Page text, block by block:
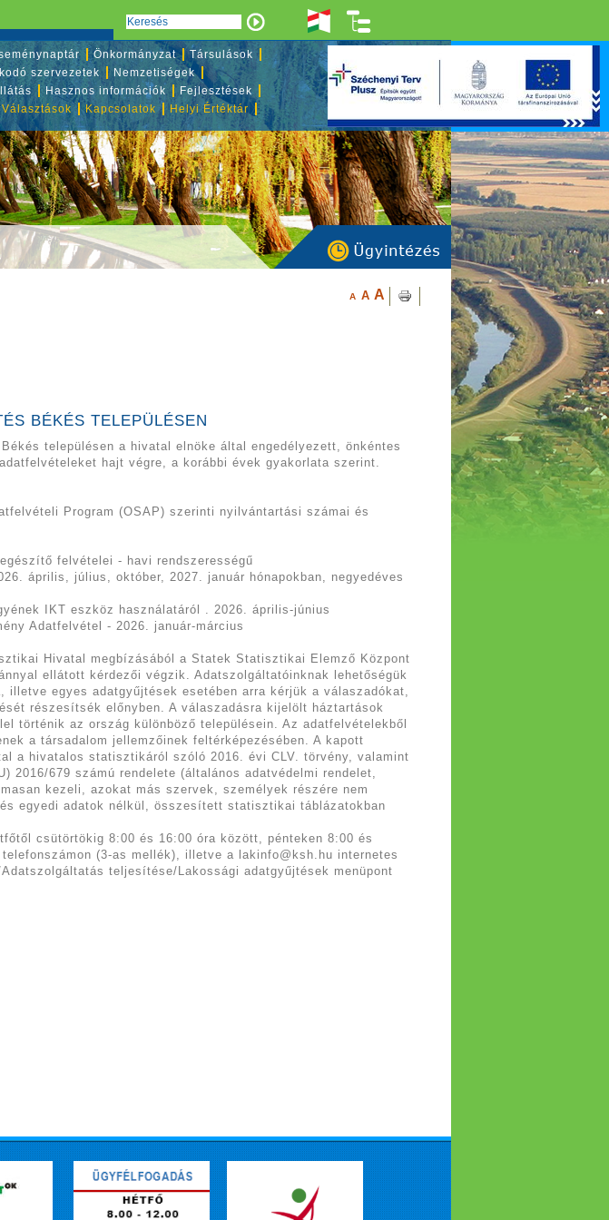
Önkormányzat
Társulások
szervezetek
Nemzetiségek
Hasznos információk
Fejlesztések
Választások Kapcsolatok Helyi Értéktár
A A A
BÉKÉS TELEPÜLÉSEN
településen a hivatal elnöke által engedélyezett, önkéntes
hajt végre, a korábbi évek gyakorlata szerint.
Program (OSAP) szerinti nyilvántartási számai és
felvételei - havi rendszerességű
április, július, október, 2027. január hónapokban, negyedéves
IKT eszköz használatáról . 2026. április-június
Adatfelvétel - 2026. január-március
Hivatal megbízásából a Statek Statisztikai Elemző Központ
ellátott kérdezői végzik. Adatszolgáltatóinknak lehetőségük
illetve egyes adatgyűjtések esetében arra kérjük a válaszadókat,
részesítsék előnyben. A válaszadásra kijelölt háztartások
történik az ország különböző településein. Az adatfelvételekből
a társadalom jellemzőinek feltérképezésében. A kapott
a hivatalos statisztikáról szóló 2016. évi CLV. törvény, valamint
2016/679 számú rendelete (általános adatvédelmi rendelet,
kezeli, azokat más szervek, személyek részére nem
egyedi adatok nélkül, összesített statisztikai táblázatokban
csütörtökig 8:00 és 16:00 óra között, pénteken 8:00 és
(3-as mellék), illetve a lakinfo@ksh.hu internetes
teljesítése/Lakossági adatgyűjtések menüpont